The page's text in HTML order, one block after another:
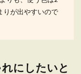
りが出やすいので
にしたいと